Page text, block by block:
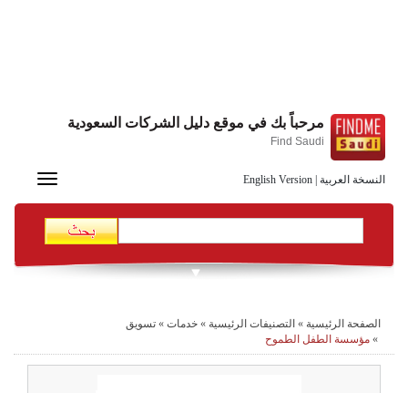
النسخة العربية English Version
مرحباً بك في موقع دليل الشركات السعودية
Find Saudi
Toggle
الصفحة الرئيسية » التصنيفات الرئيسية » خدمات » تسويق
» مؤسسة الطفل الطموح